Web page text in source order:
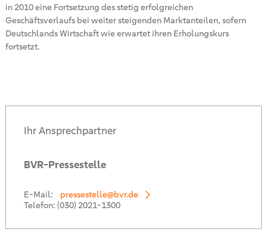
in 2010 eine Fortsetzung des stetig erfolgreichen
Geschäftsverlaufs bei weiter steigenden Marktanteilen, sofern
Deutschlands Wirtschaft wie erwartet ihren Erholungskurs
fortsetzt.
Ihr Ansprechpartner
BVR-Pressestelle
E-Mail:
pressestelle@bvr.de
Telefon: (030) 2021-1300